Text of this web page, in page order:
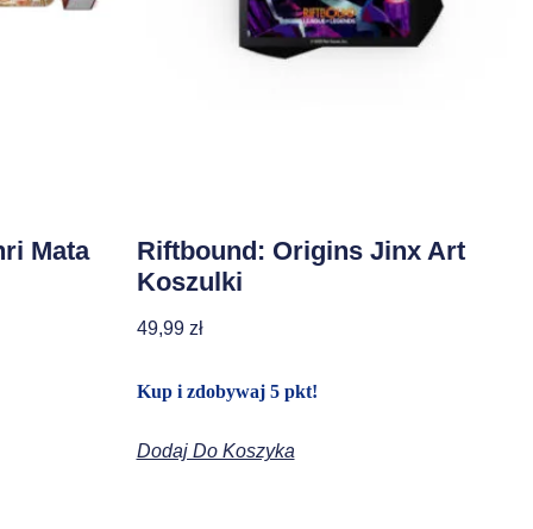
Mata
Riftbound: Origins Jinx Art
Koszulki
49,99 zł
Kup i zdobywaj 5 pkt!
Dodaj Do Koszyka